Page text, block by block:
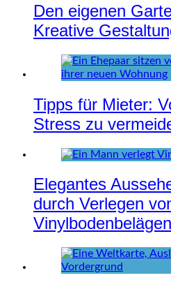
Den eigenen
Kreative
Tipps für Mieter:
Stress zu
Elegantes
durch Verlegen
Vinylbodenbelägen